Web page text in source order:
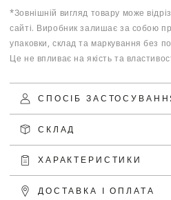
*Зовнішній вигляд товару може
сайті. Виробник залишає за собою
упаковки, склад та маркування без
Це не впливає на якість та
СПОСІБ
СКЛАД
ХАРАКТЕРИСТИКИ
ДОСТАВКА І ОПЛАТА